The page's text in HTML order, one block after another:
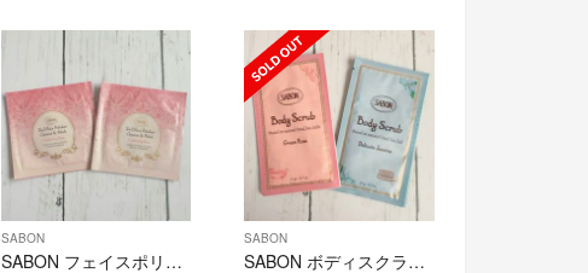
SABON
SABON フェイスポリッシャー 2包
SABON
SABON ボディスクラブ サンプル 2包